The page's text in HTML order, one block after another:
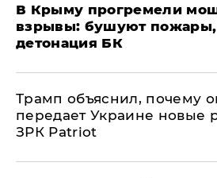
В Крыму прогремели
взрывы: бушуют
детонация БК
Трамп объяснил, почему
передает Украине новые
ЗРК Patriot